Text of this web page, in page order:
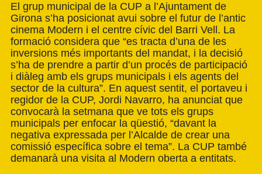
El grup municipal de la CUP a l’Ajuntament de
Girona s’ha posicionat avui sobre el futur de l’antic
cinema Modern i el centre cívic del Barri Vell. La
formació considera que “es tracta d’una de les
inversions més importants del mandat, i la decisió
s’ha de prendre a partir d’un procés de participació
i diàleg amb els grups municipals i els agents del
sector de la cultura”. En aquest sentit, el portaveu i
regidor de la CUP, Jordi Navarro, ha anunciat que
convocarà la setmana que ve tots els grups
municipals per enfocar la qüestió, “davant la
negativa expressada per l’Alcalde de crear una
comissió específica sobre el tema”. La CUP també
demanarà una visita al Modern oberta a entitats.